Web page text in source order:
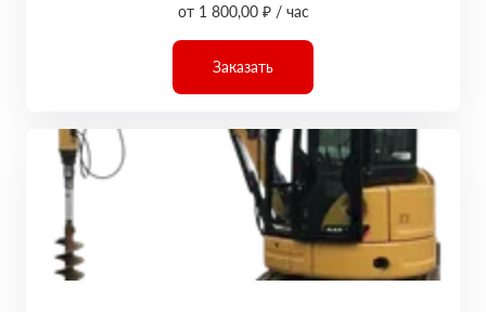
от 1 800,00 ₽ / час
Заказать